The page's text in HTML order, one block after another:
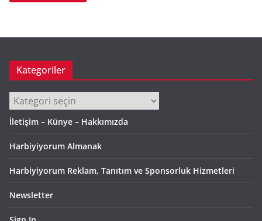
Kategoriler
Kategoriler
İletişim – Künye – Hakkımızda
Harbiyiyorum Almanak
Harbiyiyorum Reklam, Tanıtım ve Sponsorluk Hizmetleri
Newsletter